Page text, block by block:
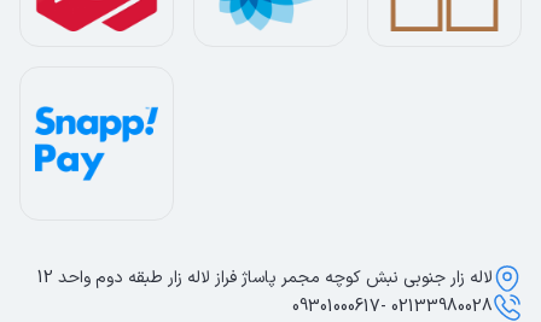
لاله زار جنوبی نبش کوچه مجمر پاساژ فراز لاله زار طبقه دوم واحد 12
02133980028 -09301000617